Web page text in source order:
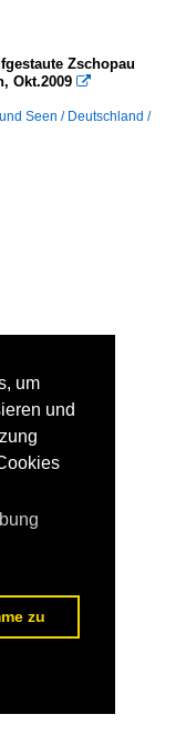
Zschopau
Okt.2009 
Seen / Deutschland /
um
und
zu